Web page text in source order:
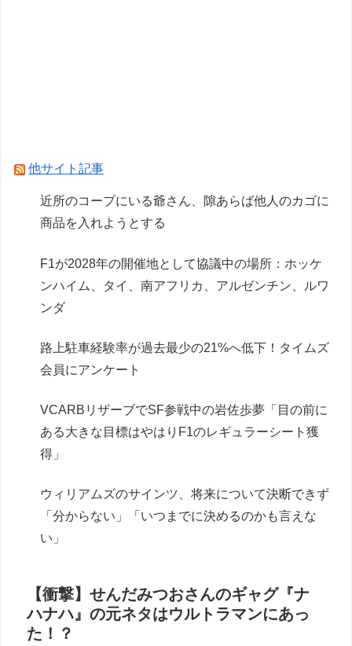
他サイト記事
近所のコープにいる爺さん、隙あらば他人のカゴに
商品を入れようとする
F1が2028年の開催地として協議中の場所：ホッケ
ンハイム、タイ、南アフリカ、アルゼンチン、ルワ
ンダ
路上駐車経験率が過去最少の21%へ低下！タイムズ
会員にアンケート
VCARBリザーブでSF参戦中の岩佐歩夢「目の前に
ある大きな目標はやはりF1のレギュラーシート獲
得」
ウィリアムズのサインツ、将来について決断できず
「分からない」「いつまでに決めるのかも言えな
い」
【衝撃】せんだみつおさんのギャグ『ナ
ハナハ』の元ネタはウルトラマンにあっ
た！？